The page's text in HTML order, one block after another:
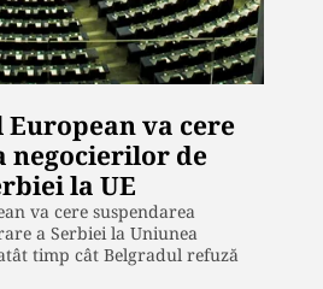
va cere
negocierilor de
la UE
va cere suspendarea
a Serbiei la Uniunea
timp cât Belgradul refuză